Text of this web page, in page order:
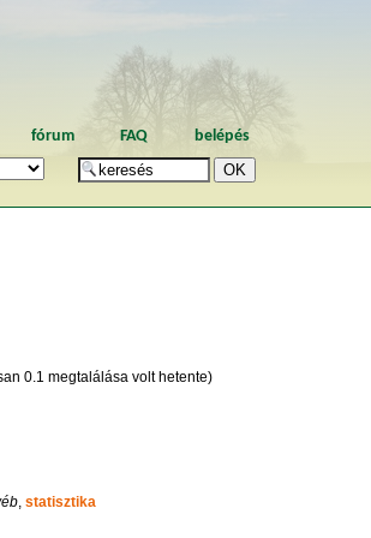
fórum FAQ belépés
0.1 megtalálása volt hetente)
, statisztika